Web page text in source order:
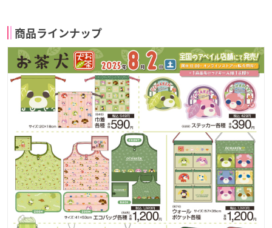
商品ラインナップ